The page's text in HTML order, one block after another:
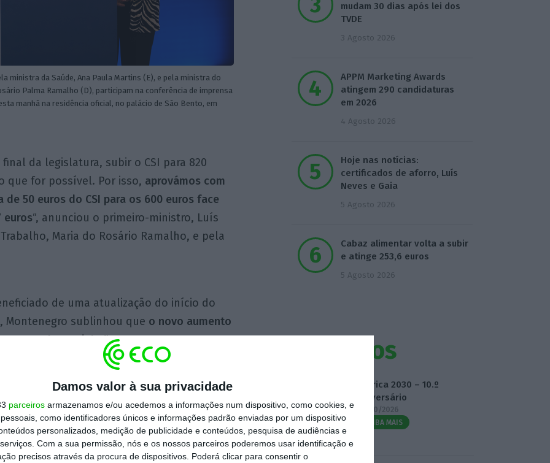
Damos valor à sua privacidade
parceiros armazenamos e/ou acedemos a informações num dispositivo, como cookies, e
como identificadores únicos e informações padrão enviadas por um dispositivo
personalizados, medição de publicidade e conteúdos, pesquisa de audiências e
Com a sua permissão, nós e os nossos parceiros poderemos usar identificação e
precisos através da procura de dispositivos. Poderá clicar para consentir o
ministra da Saúde, Ana Paula Martins (E), e pela ministra do
Palma Ramalho (D), participam na conferência de imprensa
manhã na residência oficial, no palácio de São Bento, em
da legislatura, subir o CSI para 820
que for possível. Por isso, aprovámos com
50 euros do CSI para os 600 euros face
euros“, anunciou o primeiro-ministro, Luís
Maria do Rosário Ramalho, e pela
de uma atualização do início do
Montenegro sublinhou que o novo aumento
etapa do caminho” que o Governo quer
possível os 820 euros”.
os pensionistas que tenham acesso ao
e que todos os que a partir de agora se
para beneficiar desta ajuda”, esclareceu o
mudam 30 dias após lei dos
TVDE
3 Agosto 2026
APPM Marketing Awards
atingem 290 candidaturas
em 2026
4 Agosto 2026
Hoje nas notícias:
certificados de aforro, Luís
Neves e Gaia
5 Agosto 2026
Cabaz alimentar volta a subir
e atinge 253,6 euros
5 Agosto 2026
Eventos
Fábrica 2030 – 10.º
Aniversário
14/10/2026
SAIBA MAIS